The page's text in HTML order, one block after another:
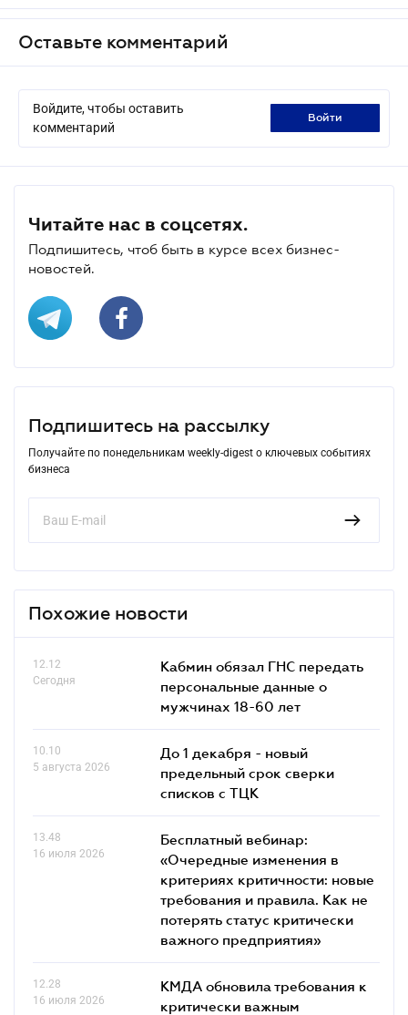
Оставьте комментарий
Войдите, чтобы оставить
комментарий
войти
Читайте нас в соцсетях.
Подпишитесь, чтоб быть в курсе всех бизнес-
новостей.
Подпишитесь на рассылку
Получайте по понедельникам weekly-digest о ключевых событиях
бизнеса
Похожие новости
12.12
Сегодня
Кабмин обязал ГНС передать
персональные данные о
мужчинах 18-60 лет
10.10
5 августа 2026
До 1 декабря - новый
предельный срок сверки
списков c ТЦК
13.48
16 июля 2026
Бесплатный вебинар:
«Очередные изменения в
критериях критичности: новые
требования и правила. Как не
потерять статус критически
важного предприятия»
12.28
16 июля 2026
КМДА обновила требования к
критически важным